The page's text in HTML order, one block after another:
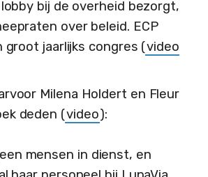
bij de overheid bezorgt,
over beleid. ECP
groot jaarlijks congres (video
Milena Holdert en Fleur
deden (video):
mensen in dienst, en